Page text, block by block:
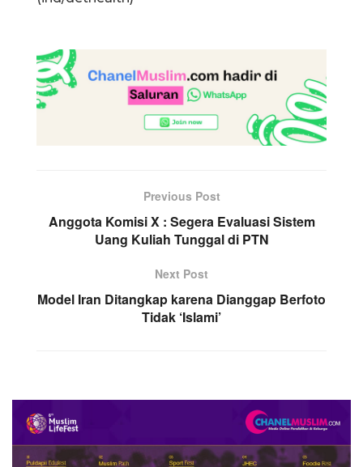
Previous Post
Anggota Komisi X : Segera Evaluasi Sistem
Uang Kuliah Tunggal di PTN
Next Post
Model Iran Ditangkap karena Dianggap Berfoto
Tidak ‘Islami’